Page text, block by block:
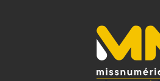
1x Bouchon d'objectif avant
1x Bouchon d'objectif arrière
Offre valable jusqu'au 06-08-2026 inclus.